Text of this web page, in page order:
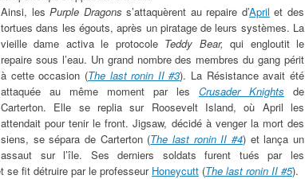
Ainsi, lesPurple Dragonss’attaquèrent au repaire d’April et des
tortues dans les égouts, après un piratage de leurs systèmes. La
vieille dame activa le protocole Teddy Bear, qui engloutit le
repaire sous l’eau. Un grand nombre des membres du gang périt
à cette occasion (The last ronin II #3). La Résistance avait été
attaquée au même moment par les Crusader Knights de
Carterton. Elle se replia sur Roosevelt Island, où April les
attendait pour tenir le front. Jigsaw, décidé à venger la mort des
siens, se sépara de Carterton (The last ronin II #4) et lança un
assaut sur l’île. Ses derniers soldats furent tués par les
se fit détruire par le professeur Honeycutt (The last ronin II #5).